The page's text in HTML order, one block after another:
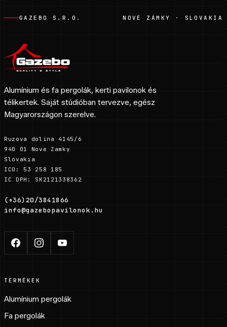
GAZEBO S.R.O. NOVÉ ZÁMKY · SLOVAKIA
Alumínium és fa pergolák, kerti pavilonok és
télikertek. Saját stúdióban tervezve, egész
Magyarországon szerelve.
Ruzova dolina 4145/6
940 01 Nove Zamky
Slovakia
ICO: 53 258 185
IC DPH: SK2121338362
(+36)20/3841866
info@gazebopavilonok.hu
TERMÉKEK
Alumínium pergolák
Fa pergolák